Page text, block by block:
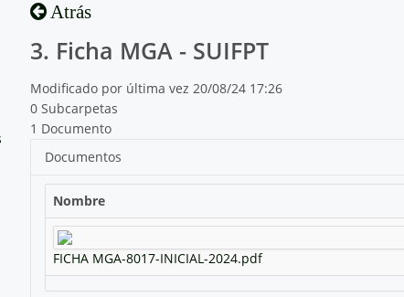
Atrás
3. Ficha MGA - SUIFPT
Modificado por última vez 20/08/24 17:26
0 Subcarpetas
1 Documento
Documentos
Nombre
FICHA MGA-8017-INICIAL-2024.pdf